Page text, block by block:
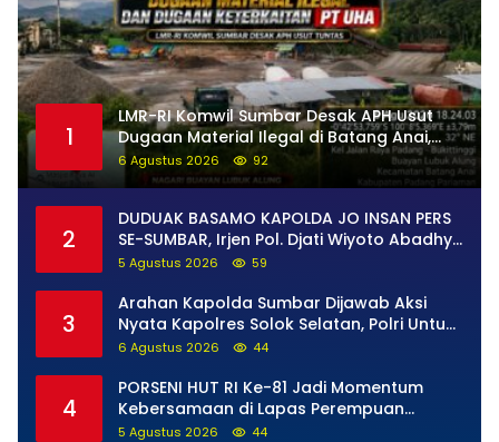
1
LMR-RI Komwil Sumbar Desak APH Usut
Dugaan Material Ilegal di Batang Anai,
Dugaan Keterkaitan PT UHA Diminta
Diselidiki Tuntas
6 Agustus 2026 92
2
DUDUAK BASAMO KAPOLDA JO INSAN PERS
SE-SUMBAR, Irjen Pol. Djati Wiyoto Abadhy
Tegaskan Tak Ada Ruang bagi Pelanggar
5 Agustus 2026 59
3
Arahan Kapolda Sumbar Dijawab Aksi
Nyata Kapolres Solok Selatan, Polri Untuk
Masyarakat Bukan Sekadar Slogan
6 Agustus 2026 44
4
PORSENI HUT RI Ke-81 Jadi Momentum
Kebersamaan di Lapas Perempuan
Padang
5 Agustus 2026 44